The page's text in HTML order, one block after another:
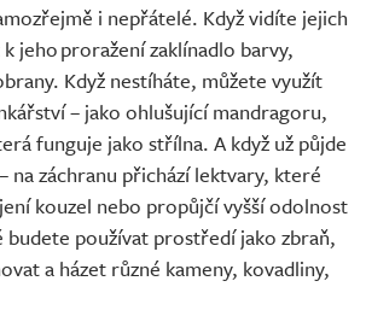
i nepřátelé. Když vidíte jejich
jeho proražení zaklínadlo barvy,
Když nestíháte, můžete využít
– jako ohlušující mandragoru,
funguje jako střílna. A když už půjde
na záchranu přichází lektvary, které
kouzel nebo propůjčí vyšší odolnost
budete používat prostředí jako zbraň,
a házet různé kameny, kovadliny,